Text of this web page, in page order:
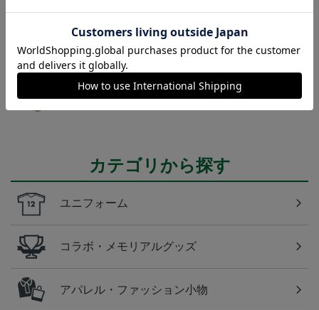
東京Ｖ
東京ヴェルディのすべてのグッズをチェックしたい
カテゴリから探す
ユニフォーム
コラボ・メモリアルグッズ
アパレル・ファッション小物